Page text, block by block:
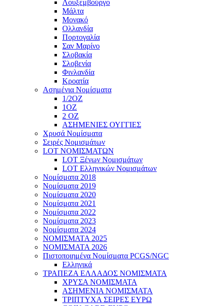
Λουξεμβούργο
Μάλτα
Μονακό
Ολλανδία
Πορτογαλία
Σαν Μαρίνο
Σλοβακία
Σλοβενία
Φινλανδία
Κροατία
Ασημένια Νομίσματα
1/2ΟΖ
1ΟΖ
2 OZ
ΑΣΗΜΕΝΙΕΣ ΟΥΓΓΙΕΣ
Χρυσά Νομίσματα
Σειρές Νομισμάτων
LOT ΝΟΜΙΣΜΑΤΩΝ
LOT Ξένων Νομισμάτων
LOT Ελληνικών Νομισμάτων
Νομίσματα 2018
Νομίσματα 2019
Νομίσματα 2020
Νομίσματα 2021
Νομίσματα 2022
Νομίσματα 2023
Νομίσματα 2024
ΝΟΜΙΣΜΑΤΑ 2025
ΝΟΜΙΣΜΑΤΑ 2026
Πιστοποιημένα Νομίσματα PCGS/NGC
Ελληνικά
ΤΡΑΠΕΖΑ ΕΛΛΑΔΟΣ ΝΟΜΙΣΜΑΤΑ
ΧΡΥΣΑ ΝΟΜΙΣΜΑΤΑ
ΑΣΗΜΕΝΙΑ ΝΟΜΙΣΜΑΤΑ
ΤΡΙΠΤΥΧΑ ΣΕΙΡΕΣ ΕΥΡΩ